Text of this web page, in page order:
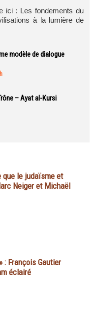
ici : Les fondements du
à la lumière de
modèle de dialogue
– Ayat al-Kursi
que le judaïsme et
Neiger et Michaël
: François Gautier
éclairé